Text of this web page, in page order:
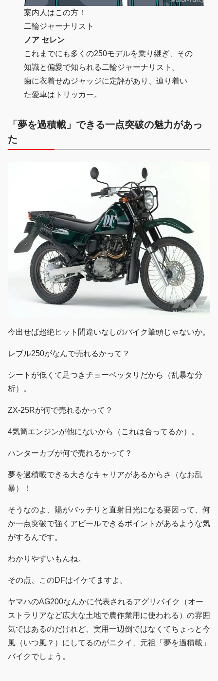
案内人はこの方！
二輪ジャーナリスト
ノア セレン
これまでにも多くの250モデルを乗り継ぎ、その
知識と偏愛で知られる二輪ジャーナリスト。
歯に衣着せぬジャッジに定評があり、辿り着い
た愛車はトリッカー。
「夢を過積載」できる一点突破の魅力があっ
た
今出せば超絶ヒット間違いなしのバイク筆頭じゃないか。
レブル250がなんで売れるかって？
シートが低くて足つきチョーベッタリだから（乱暴な分
析）。
ZX-25Rが何で売れるかって？
4気筒エンジンが他にないから（これは合ってるか）。
ハンターカブが何で売れるかって？
夢を過積載できる大きなキャリアがあるからさ（なお乱
暴）！
そうなのよ、陽がバッチリと直射日光になる要因って、何
か一点突破で強くアピールできるポイントがあるような気
がするんです。
わかりやすいもんね。
その点、このDFはイケてますよ。
ヤマハのAG200なんかに代表されるアグリバイク（オー
ストラリアなど広大な土地で農作業用に使われる）の雰囲
気ではあるのだけれど、実用一辺倒ではなくてちょっと今
風（いつ風？）にしてるのがニクイ、元祖「夢を過積載」
バイクでしょう。